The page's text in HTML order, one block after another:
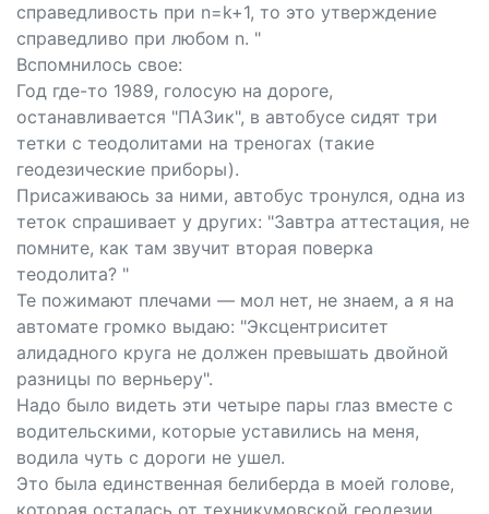
справедливость при n=k+1, то это утверждение
справедливо при любом n. "
Вспомнилось свое:
Год где-то 1989, голосую на дороге,
останавливается "ПАЗик", в автобусе сидят три
тетки с теодолитами на треногах (такие
геодезические приборы).
Присаживаюсь за ними, автобус тронулся, одна из
теток спрашивает у других: "Завтра аттестация, не
помните, как там звучит вторая поверка
теодолита? "
Те пожимают плечами — мол нет, не знаем, а я на
автомате громко выдаю: "Эксцентриситет
алидадного круга не должен превышать двойной
разницы по верньеру".
Надо было видеть эти четыре пары глаз вместе с
водительскими, которые уставились на меня,
водила чуть с дороги не ушел.
Это была единственная белиберда в моей голове,
которая осталась от техникумовской геодезии